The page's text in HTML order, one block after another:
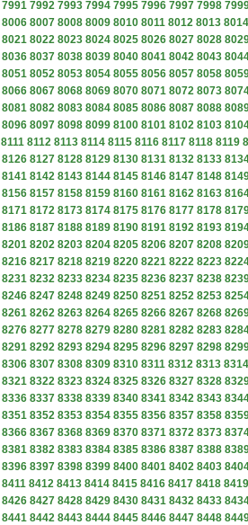
7991 7992 7993 7994 7995 7996 7997 7998
8006 8007 8008 8009 8010 8011 8012 8013 8014
8021 8022 8023 8024 8025 8026 8027 8028
8036 8037 8038 8039 8040 8041 8042 8043
8051 8052 8053 8054 8055 8056 8057 8058
8066 8067 8068 8069 8070 8071 8072 8073
8081 8082 8083 8084 8085 8086 8087 8088
8096 8097 8098 8099 8100 8101 8102 8103
8111 8112 8113 8114 8115 8116 8117 8118 8119
8126 8127 8128 8129 8130 8131 8132 8133
8141 8142 8143 8144 8145 8146 8147 8148
8156 8157 8158 8159 8160 8161 8162 8163
8171 8172 8173 8174 8175 8176 8177 8178
8186 8187 8188 8189 8190 8191 8192 8193
8201 8202 8203 8204 8205 8206 8207 8208
8216 8217 8218 8219 8220 8221 8222 8223
8231 8232 8233 8234 8235 8236 8237 8238
8246 8247 8248 8249 8250 8251 8252 8253
8261 8262 8263 8264 8265 8266 8267 8268
8276 8277 8278 8279 8280 8281 8282 8283
8291 8292 8293 8294 8295 8296 8297 8298
8306 8307 8308 8309 8310 8311 8312 8313 8314
8321 8322 8323 8324 8325 8326 8327 8328
8336 8337 8338 8339 8340 8341 8342 8343
8351 8352 8353 8354 8355 8356 8357 8358
8366 8367 8368 8369 8370 8371 8372 8373
8381 8382 8383 8384 8385 8386 8387 8388
8396 8397 8398 8399 8400 8401 8402 8403
8411 8412 8413 8414 8415 8416 8417 8418 8419
8426 8427 8428 8429 8430 8431 8432 8433
8441 8442 8443 8444 8445 8446 8447 8448